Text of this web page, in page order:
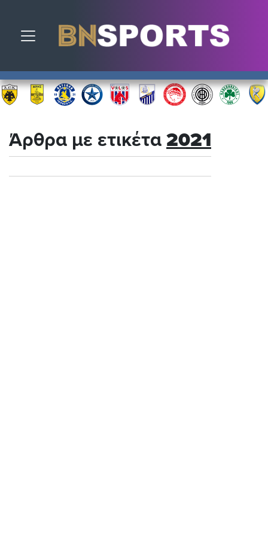
Toggle navigation
Άρθρα με ετικέτα 2021